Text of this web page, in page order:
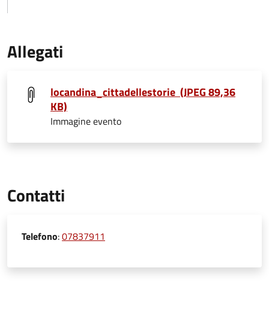
Allegati
locandina_cittadellestorie (JPEG 89,36
KB)
Immagine evento
Contatti
Telefono:07837911